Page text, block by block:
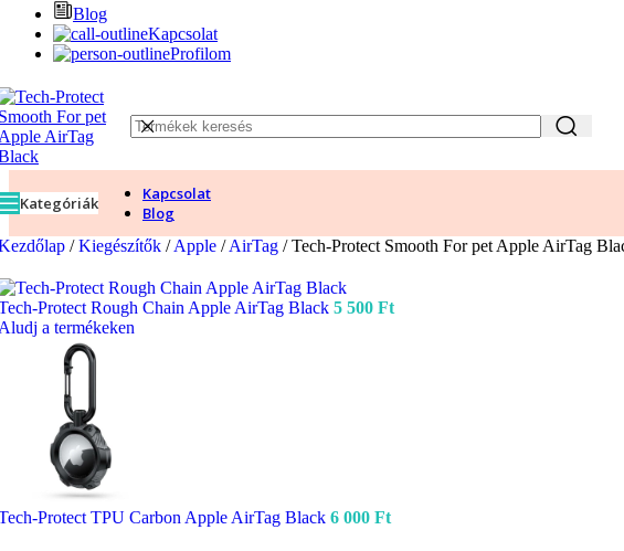
Blog
Kapcsolat
Profilom
Kategóriák
Kapcsolat
Blog
/ Kiegészítők / Apple / AirTag / Tech-Protect Smooth For pet Apple AirTag
Protect Rough Chain Apple AirTag Black 5 500 Ft
a termékeken
Protect TPU Carbon Apple AirTag Black 6 000 Ft